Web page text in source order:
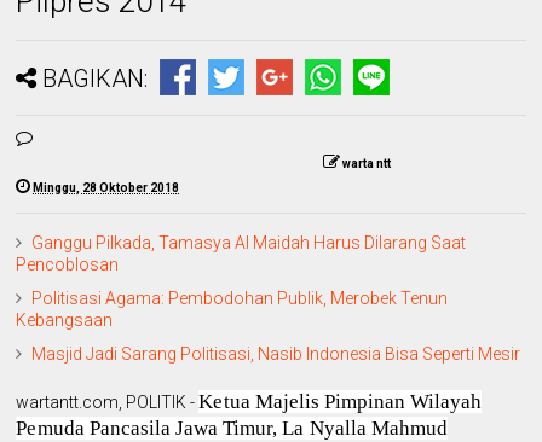
BAGIKAN:
warta ntt
Minggu, 28 Oktober 2018
Ganggu Pilkada, Tamasya Al Maidah Harus Dilarang Saat
Pencoblosan
Politisasi Agama: Pembodohan Publik, Merobek Tenun
Kebangsaan
Masjid Jadi Sarang Politisasi, Nasib Indonesia Bisa Seperti Mesir
wartantt.com, POLITIK -Ketua Majelis Pimpinan Wilayah
Pemuda Pancasila Jawa Timur, La Nyalla Mahmud